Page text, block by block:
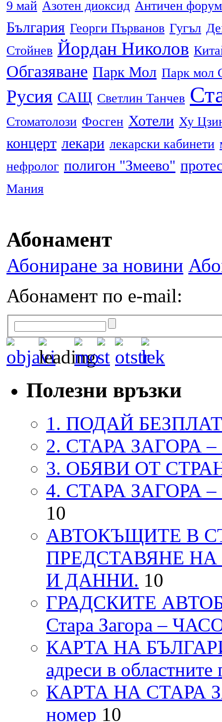
9 май Азотен диоксид Античен форум
България Георги Първанов Гугъл
Стойнев Йордан Николов
Обгазяване Парк Мол Парк мол
Русия САЩ Светлин Танчев
Стоматолози Фосген Хотели Ху
концерт лекари лекарски кабинети
нефролог полигон "Змеево"
Мания
Абонамент
Абониране за новини
Абонамент по e-mail:
Полезни връзки
1. ПОДАЙ
2. СТАРА ЗАГОРА
3. ОБЯВИ ОТ
4. СТАРА ЗАГОРА
10
АВТОКЪЩИТЕ В
ПРЕДСТАВЯНЕ
И ДАННИ. 10
ГРАДСКИТЕ
Стара Загора –
КАРТА НА
адреси в областните
КАРТА НА СТАРА
номер 10